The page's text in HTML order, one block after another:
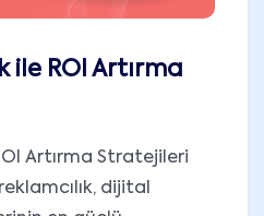
ile ROI Artırma
Artırma Stratejileri
dijital